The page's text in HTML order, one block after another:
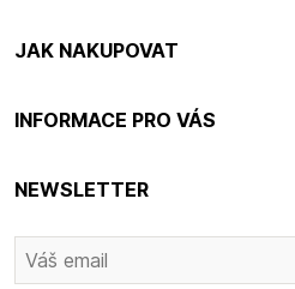
JAK NAKUPOVAT
INFORMACE PRO VÁS
NEWSLETTER